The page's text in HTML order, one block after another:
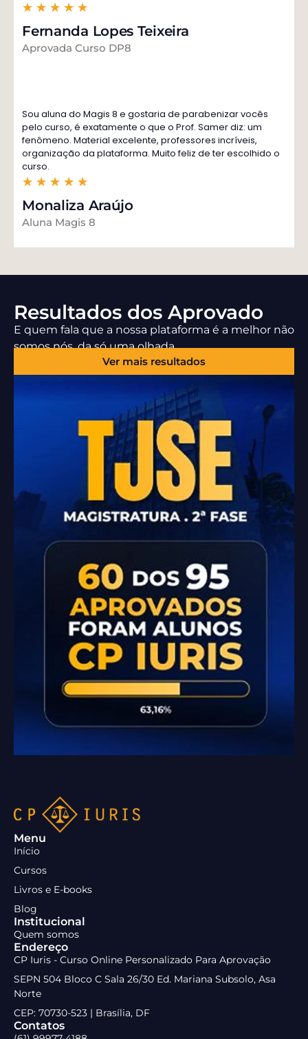
★ ★ ★ ★ ★
Fernanda Lopes Teixeira
Aprovada Curso DP8
Sou aluna do Magis 8 e gostaria de parabenizar vocês
pelo curso, é exatamente o que o Prof. Samer diz: um
fenômeno. Material excelente, professores incríveis,
organização da plataforma. Muito feliz de ter escolhido o
curso.
★ ★ ★ ★ ★
Monaliza Araújo
Aluna Magis 8
Resultados dos Aprovado
E quem fala que a nossa plataforma é a melhor não
somos nós, da só uma olhada.
Ver mais resultados
Menu
Início
Cursos
Livros e E-books
Blog
Institucional
Quem somos
Endereço
CP Iuris - Curso Online Personalizado Para Aprovação
SEPN 504 Bloco C Sala 26/30 Ed. Mariana Subsolo, Asa
Norte
CEP: 70730-523 | Brasília, DF
Contatos